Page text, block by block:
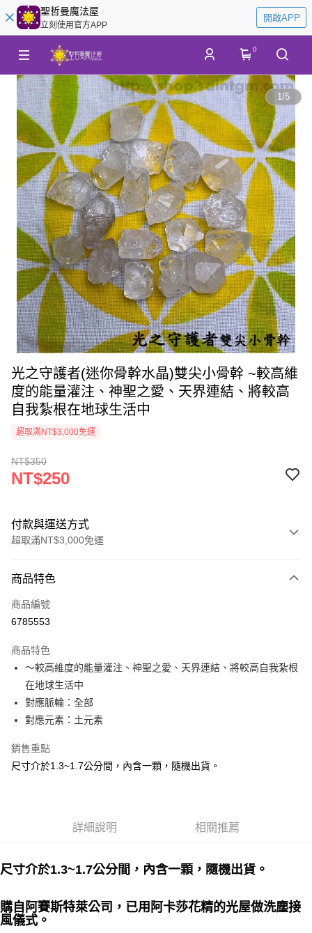
聖哲曼魔法屋
立刻使用官方APP
開啟APP
0
1/5
光之守護者(迷你骨幹水晶)雙尖小骨幹 ~較高維
度的能量灌注、神聖之愛、天界連結、將較高
自我紮根在地球生活中
超取滿NT$3,000免運
NT$350
NT$250
付款與運送方式
超取滿NT$3,000免運
信用卡一次付款
超商取貨付款
Apple Pay
街口支付
悠遊付
ATM付款
每筆NT$80，滿NT$3,000(含以上)免運費
每筆NT$80，滿NT$3,000(含以上)免運費
商品特色
商品編號
6785553
商品特色
～較高維度的能量灌注、神聖之愛、天界連結、將較高自我紮根
在地球生活中
對應脈輪：全部
對應元素：土元素
銷售重點
尺寸介於1.3~1.7公分間，內含一顆，隨機出貨。
詳細說明 相關推薦
尺寸介於1.3~1.7公分間，內含一顆，隨機出貨。
購自 阿賽斯特萊公司，已用阿卡莎花精的光屋做洗塵接
風儀式。